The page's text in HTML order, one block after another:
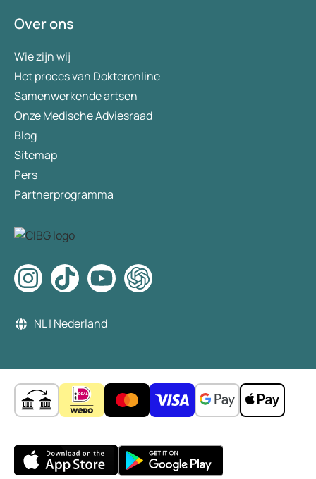
Over ons
Wie zijn wij
Het proces van Dokteronline
Samenwerkende artsen
Onze Medische Adviesraad
Blog
Sitemap
Pers
Partnerprogramma
NL | Nederland